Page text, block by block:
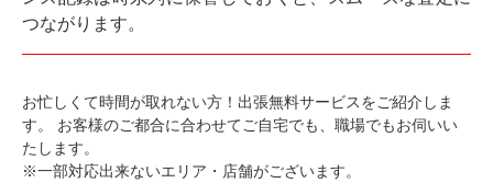
つながります。
お忙しくて時間が取れない方！出張無料サービスをご紹介しま
す。
お客様のご都合に合わせてご自宅でも、職場でもお伺いい
たします。
※一部対応出来ないエリア・店舗がございます。